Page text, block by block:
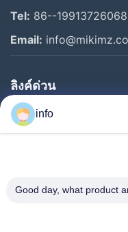
Tel: 86--19913726068
Email:
ลิงค์ด่วน
บ้าน
สินค้า
เกี่ยวกับเรา
info
Good day, what product